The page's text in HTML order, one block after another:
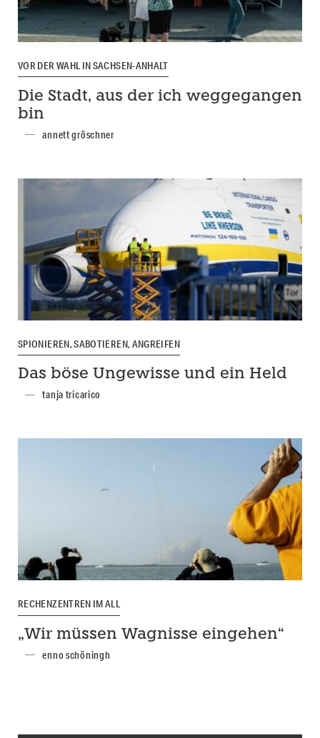
VOR DER WAHL IN SACHSEN-ANHALT
Die Stadt, aus der ich weggegangen
bin
annett gröschner
SPIONIEREN, SABOTIEREN, ANGREIFEN
Das böse Ungewisse und ein Held
tanja tricarico
RECHENZENTREN IM ALL
„Wir müssen Wagnisse eingehen“
enno schöningh